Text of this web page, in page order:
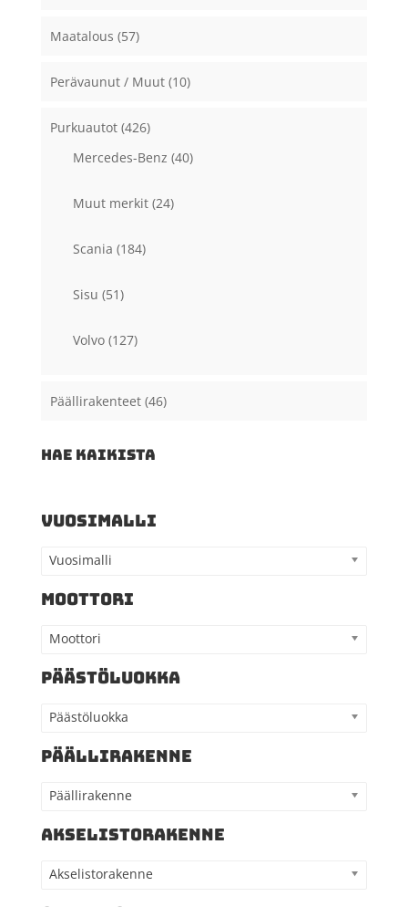
Maatalous (57)
Perävaunut / Muut (10)
Purkuautot (426)
Mercedes-Benz (40)
Muut merkit (24)
Scania (184)
Sisu (51)
Volvo (127)
Päällirakenteet (46)
HAE KAIKISTA
VUOSIMALLI
Vuosimalli
MOOTTORI
Moottori
PÄÄSTÖLUOKKA
Päästöluokka
PÄÄLLIRAKENNE
Päällirakenne
AKSELISTORAKENNE
Akselistorakenne